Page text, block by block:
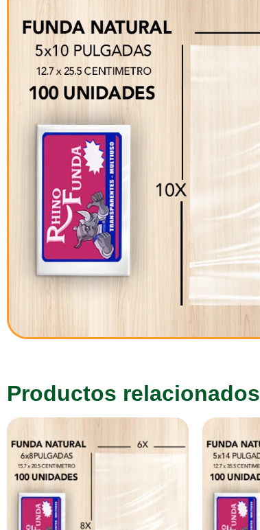
Productos relacionados